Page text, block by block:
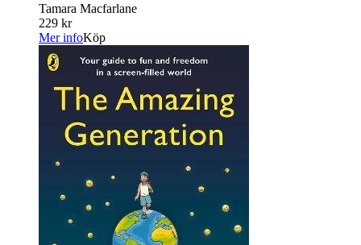
Tamara Macfarlane
229 kr
Mer infoKöp